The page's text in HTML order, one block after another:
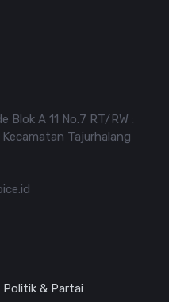
Blok A 11 No.7 RT/RW :
Tajurhalang
Politik & Partai